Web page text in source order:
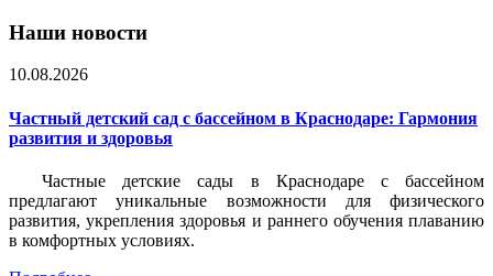
Наши новости
10.08.2026
Частный детский сад с бассейном в Краснодаре: Гармония
развития и здоровья
Частные детские сады в Краснодаре с бассейном
предлагают уникальные возможности для физического
развития, укрепления здоровья и раннего обучения плаванию
в комфортных условиях.